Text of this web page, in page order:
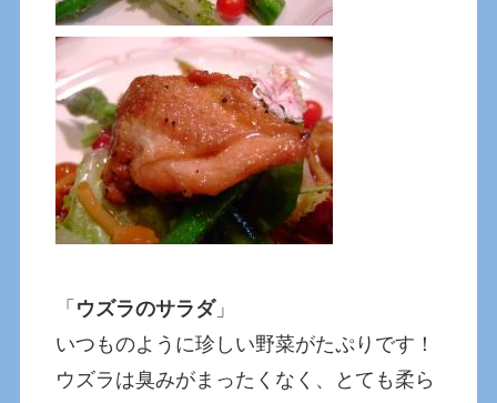
「 ウズラのサラダ」
いつものように珍しい野菜がたぷりです！
ウズラは臭みがまったくなく、とても柔ら